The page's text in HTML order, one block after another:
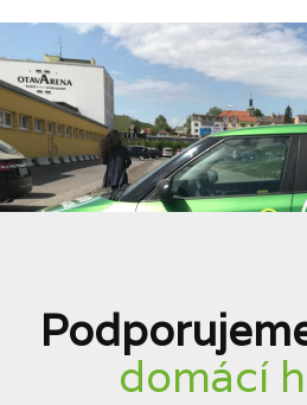
domácí